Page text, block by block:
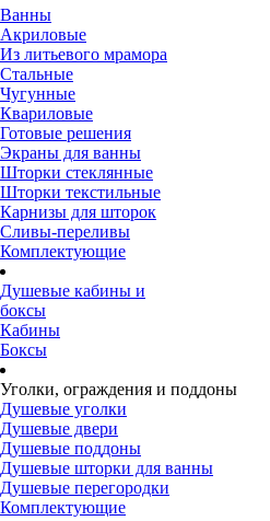
Ванны
Акриловые
Из литьевого мрамора
Стальные
Чугунные
Квариловые
Готовые решения
Экраны для ванны
Шторки стеклянные
Шторки текстильные
Карнизы для шторок
Сливы-переливы
Комплектующие
Душевые кабины и
боксы
Кабины
Боксы
Уголки, ограждения и поддоны
Душевые уголки
Душевые двери
Душевые поддоны
Душевые шторки для ванны
Душевые перегородки
Комплектующие